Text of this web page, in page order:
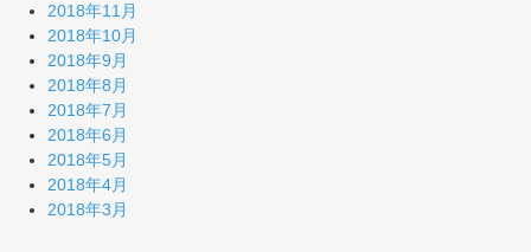
2018年11月
2018年10月
2018年9月
2018年8月
2018年7月
2018年6月
2018年5月
2018年4月
2018年3月